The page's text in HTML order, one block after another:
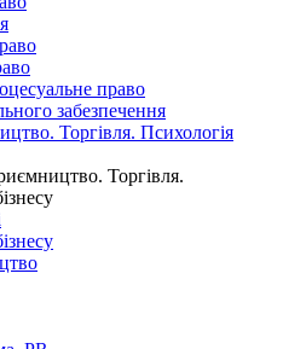
право
забезпечення
Торгівля. Психологія
Торгівля.